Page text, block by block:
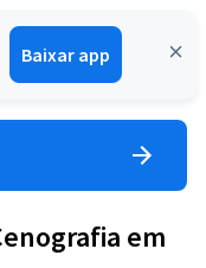
Baixar app
Entrar
em